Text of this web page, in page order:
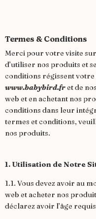
Termes & Conditions
Merci pour votre visite
d’utiliser nos produits et
conditions régissent
www.babybird.fret de
web et en achetant nos
conditions dans leur
termes et conditions,
nos produits.
1. Utilisation de Notre
1.1. Vous devez avoir au
web et acheter nos
déclarez avoir l’âge